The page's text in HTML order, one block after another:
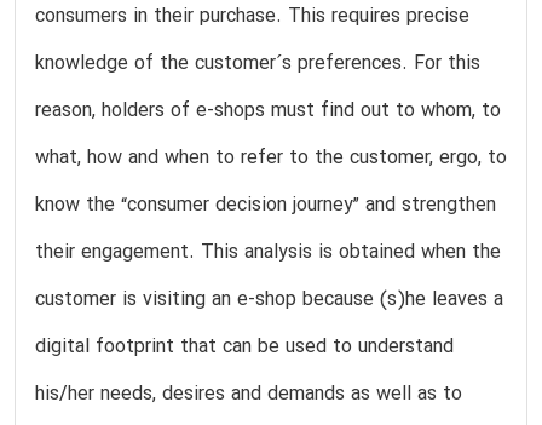
consumers in their purchase. This requires precise
knowledge of the customer´s preferences. For this
reason, holders of e-shops must find out to whom, to
what, how and when to refer to the customer, ergo, to
know the “consumer decision journey” and strengthen
their engagement. This analysis is obtained when the
customer is visiting an e-shop because (s)he leaves a
digital footprint that can be used to understand
his/her needs, desires and demands as well as to